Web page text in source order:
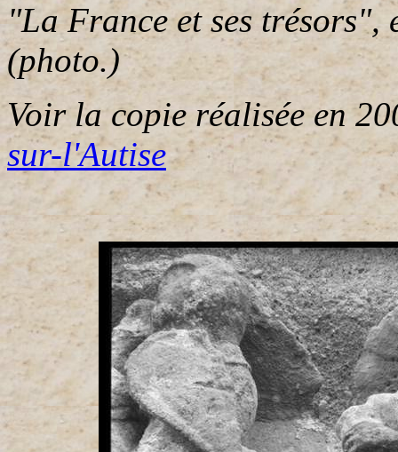
"La France et ses trésors",
(photo.)
Voir la copie réalisée en
sur-l'Autise